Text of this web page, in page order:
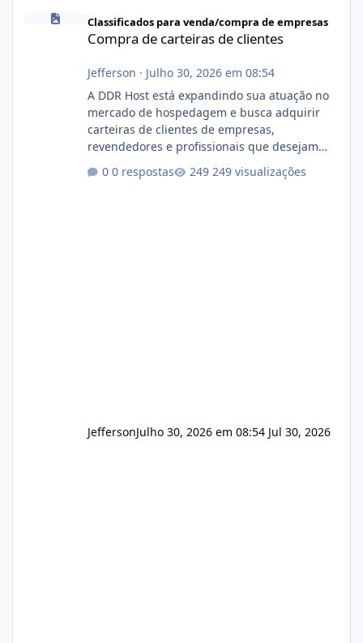
Compra de carteiras de clientes
Classificados para venda/compra de empresas
Compra de carteiras de clientes
Jefferson · Julho 30, 2026 em 08:54
A DDR Host está expandindo sua atuação no
mercado de hospedagem e busca adquirir
carteiras de clientes de empresas,
revendedores e profissionais que desejam
encerrar suas atividades ou reduzir sua
operação. Se você possui clientes ativos de
0 respostas 249 visualizações
JeffersonJulho 30, 2026 em 08:54 Jul 30, 2026